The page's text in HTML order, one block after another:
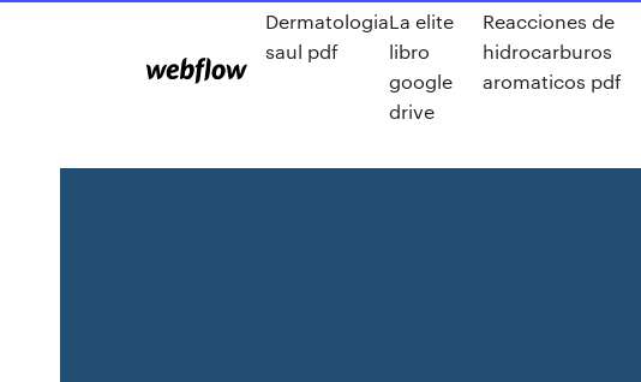
Dermatologia
saul pdf
La elite
libro
google
drive
Reacciones de
hidrocarburos
aromaticos pdf